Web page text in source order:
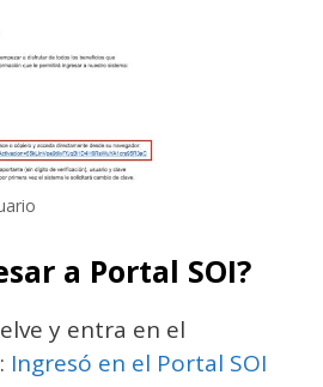
a Portal SOI?
y entra en el
Ingresó en el Portal SOI